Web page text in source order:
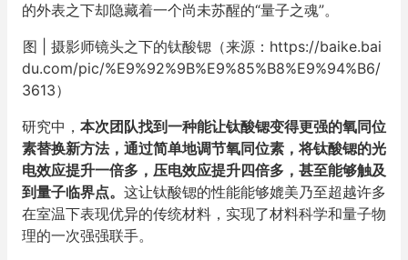
的外表之下却隐藏着一个尚未苏醒的“量子之魂”。
图 | 摄影师镜头之下的钛酸锶（来源：https://baike.bai
du.com/pic/%E9%92%9B%E9%85%B8%E9%94%B6/
3613）
研究中， 本次团队找到一种能让钛酸锶变得更强的氧同位
素替换新方法，通过简单地调节氧同位素，将钛酸锶的光
电效应提升一倍多，压电效应提升四倍多，甚至能够触及
到量子临界点。 这让钛酸锶的性能能够媲美乃至超越许多
在室温下表现优异的传统材料，实现了材料科学和量子物
理的一次强强联手。